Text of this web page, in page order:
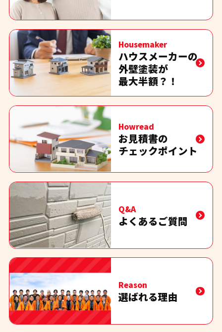
Housemaker
ハウスメーカーの
外壁塗装が
最大半額？！
Howread
お見積書の
チェックポイント
Q&A
よくあるご質問
Reason
選ばれる理由